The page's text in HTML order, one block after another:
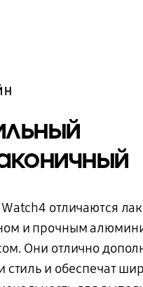
Watch4 отличаются
и прочным
Они отлично
стиль и обеспечат